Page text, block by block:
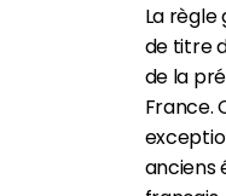
La
de titre
de la
France.
anciens